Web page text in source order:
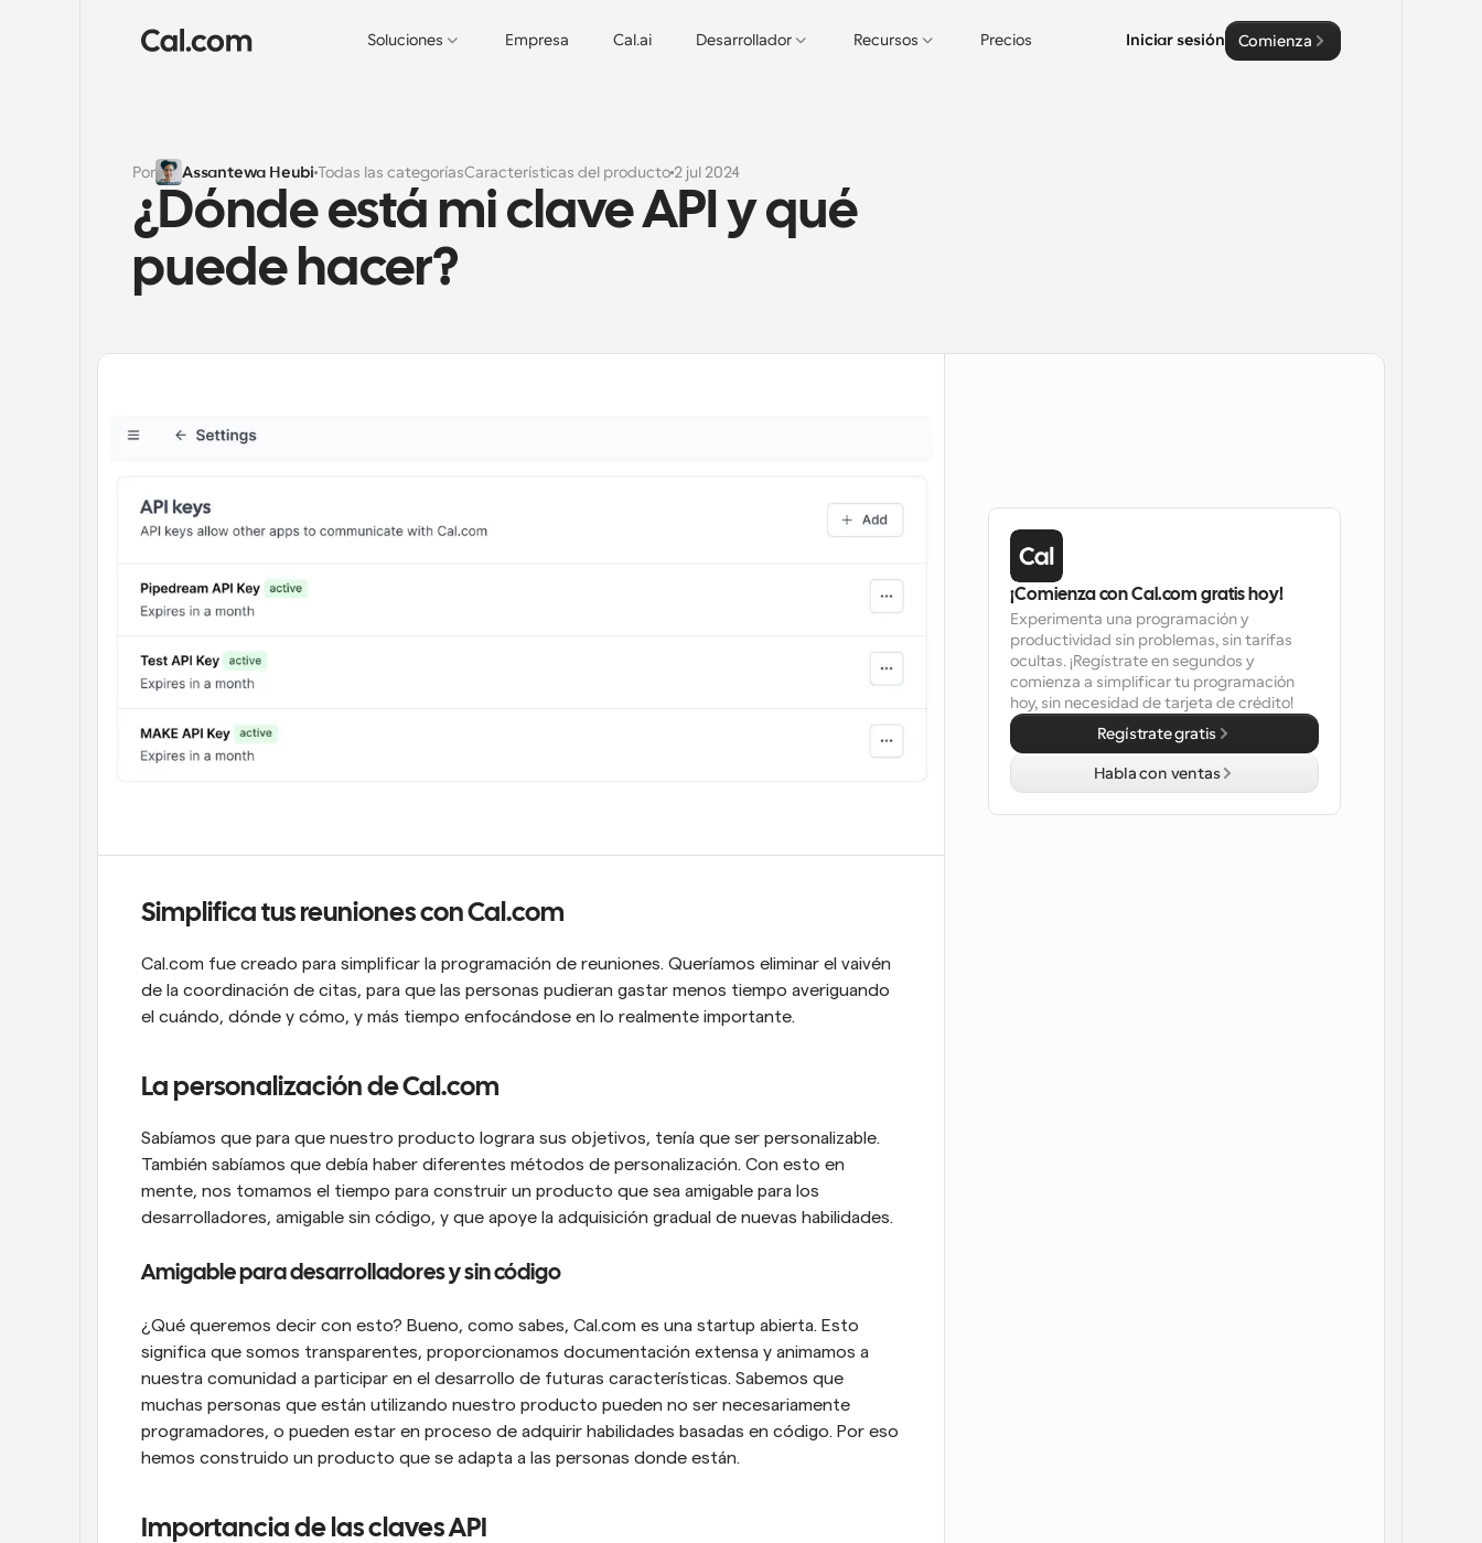
Soluciones Empresa Cal.ai Desarrollador Recursos Precios Iniciar sesión Comienza
Por Assantewa Heubi Todas las categoríasCaracterísticas del producto 2 jul 2024
¿Dónde está mi clave API y qué
puede hacer?
Simplifica tus reuniones con Cal.com
Cal.com fue creado para simplificar la programación de reuniones. Queríamos eliminar el vaivén
de la coordinación de citas, para que las personas pudieran gastar menos tiempo averiguando
el cuándo, dónde y cómo, y más tiempo enfocándose en lo realmente importante.
La personalización de Cal.com
Sabíamos que para que nuestro producto lograra sus objetivos, tenía que ser personalizable.
También sabíamos que debía haber diferentes métodos de personalización. Con esto en
mente, nos tomamos el tiempo para construir un producto que sea amigable para los
desarrolladores, amigable sin código, y que apoye la adquisición gradual de nuevas habilidades.
Amigable para desarrolladores y sin código
¿Qué queremos decir con esto? Bueno, como sabes, Cal.com es una startup abierta. Esto
significa que somos transparentes, proporcionamos documentación extensa y animamos a
nuestra comunidad a participar en el desarrollo de futuras características. Sabemos que
muchas personas que están utilizando nuestro producto pueden no ser necesariamente
programadores, o pueden estar en proceso de adquirir habilidades basadas en código. Por eso
hemos construido un producto que se adapta a las personas donde están.
Importancia de las claves API
¡Comienza con Cal.com gratis hoy!
Experimenta una programación y
productividad sin problemas, sin tarifas
ocultas. ¡Regístrate en segundos y
comienza a simplificar tu programación
hoy, sin necesidad de tarjeta de crédito!
Regístrate gratis
Habla con ventas